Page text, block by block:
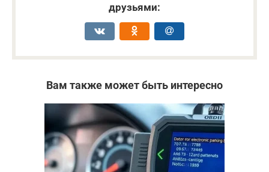
друзьями:
Вам также может быть интересно